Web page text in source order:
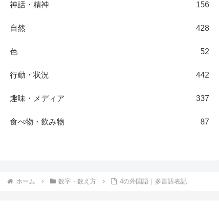
神話・精神 156
自然 428
色 52
行動・状況 442
趣味・メディア 337
食べ物・飲み物 87
ホーム 数字・数え方 4の外国語｜多言語表記